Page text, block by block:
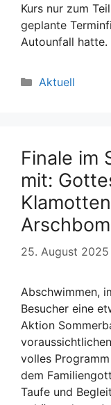
Kurs nur zum
geplante
Autounfall
Kategorien
Aktuell
Finale im
mit:
25. August 2025
Abschwimmen,
Besucher eine
Aktion
volles
dem
Taufe und